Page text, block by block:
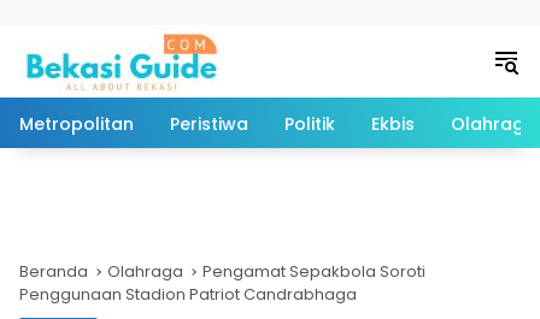
Metropolitan Peristiwa Politik Ekbis Olahraga
Beranda Olahraga
Pengamat Sepakbola Soroti
Penggunaan Stadion Patriot Candrabhaga